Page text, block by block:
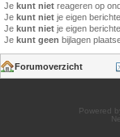
Je kunt niet reageren op
Je kunt niet je eigen
Je kunt niet je eigen
Je kunt geen bijlagen
Forumoverzicht
Powered